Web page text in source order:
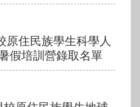
原住民族學生科學人
假培訓營錄取名單